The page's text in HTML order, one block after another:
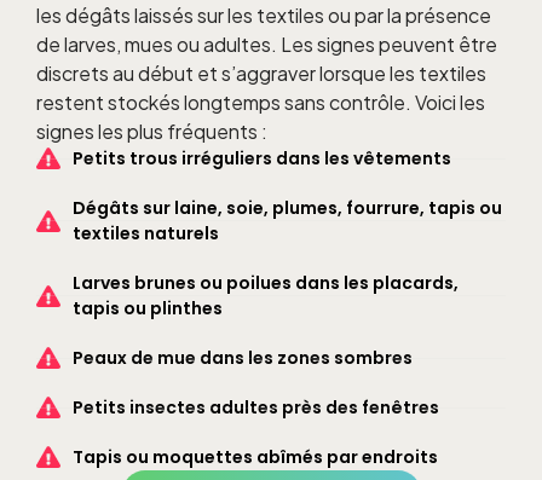
les dégâts laissés sur les textiles ou par la présence
de larves, mues ou adultes. Les signes peuvent être
discrets au début et s’aggraver lorsque les textiles
restent stockés longtemps sans contrôle. Voici les
signes les plus fréquents :
Petits trous irréguliers dans les vêtements
Dégâts sur laine, soie, plumes, fourrure, tapis ou
textiles naturels
Larves brunes ou poilues dans les placards,
tapis ou plinthes
Peaux de mue dans les zones sombres
Petits insectes adultes près des fenêtres
Tapis ou moquettes abîmés par endroits